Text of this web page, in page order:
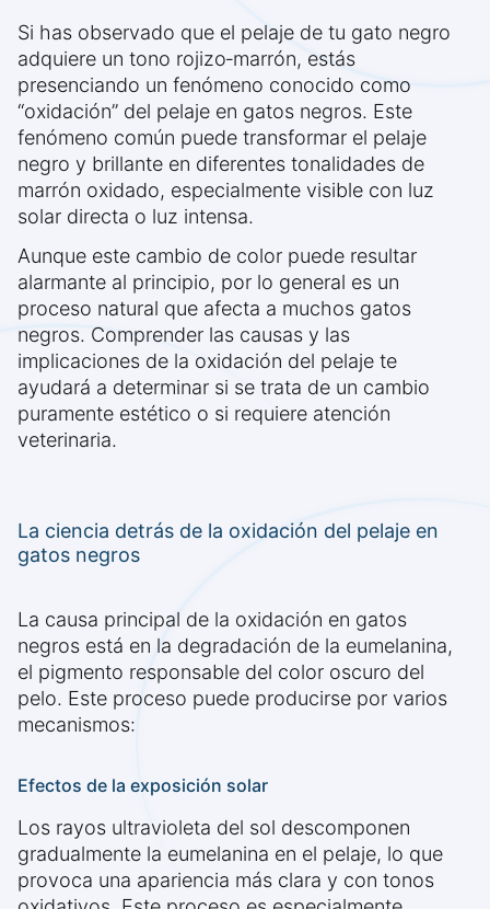
Si has observado que el pelaje de tu gato negro
adquiere un tono rojizo‑marrón, estás
presenciando un fenómeno conocido como
“oxidación” del pelaje en gatos negros. Este
fenómeno común puede transformar el pelaje
negro y brillante en diferentes tonalidades de
marrón oxidado, especialmente visible con luz
solar directa o luz intensa.
Aunque este cambio de color puede resultar
alarmante al principio, por lo general es un
proceso natural que afecta a muchos gatos
negros. Comprender las causas y las
implicaciones de la oxidación del pelaje te
ayudará a determinar si se trata de un cambio
puramente estético o si requiere atención
veterinaria.
La ciencia detrás de la oxidación del pelaje en
gatos negros
La causa principal de la oxidación en gatos
negros está en la degradación de la eumelanina,
el pigmento responsable del color oscuro del
pelo. Este proceso puede producirse por varios
mecanismos:
Efectos de la exposición solar
Los rayos ultravioleta del sol descomponen
gradualmente la eumelanina en el pelaje, lo que
provoca una apariencia más clara y con tonos